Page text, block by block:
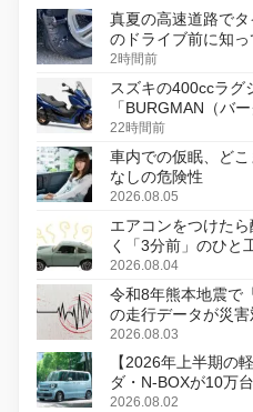
真夏の高速道路で
のドライブ前に知
2時間前
スズキの400ccラグ
「BURGMAN（バ
変更し、8月18日に
22時間前
車内での仮眠、ど
なしの危険性
2026.08.05
エアコンをつけた
く「3分前」のひと
2026.08.04
令和8年熊本地震で
の走行データが災
2026.08.03
【2026年上半期の
ダ・N-BOXが10万
感
2026.08.02